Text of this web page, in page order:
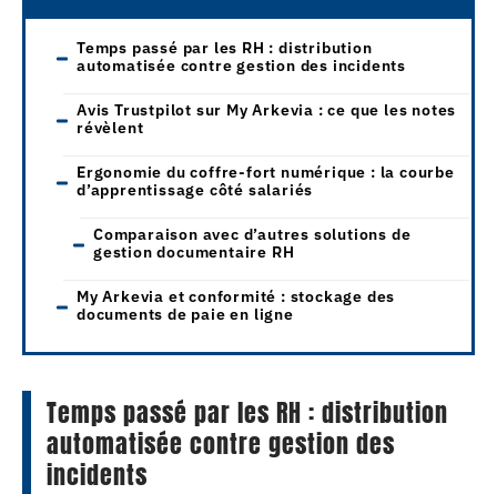
Temps passé par les RH : distribution
automatisée contre gestion des incidents
Avis Trustpilot sur My Arkevia : ce que les notes
révèlent
Ergonomie du coffre-fort numérique : la courbe
d’apprentissage côté salariés
Comparaison avec d’autres solutions de
gestion documentaire RH
My Arkevia et conformité : stockage des
documents de paie en ligne
Temps passé par les RH : distribution
automatisée contre gestion des
incidents